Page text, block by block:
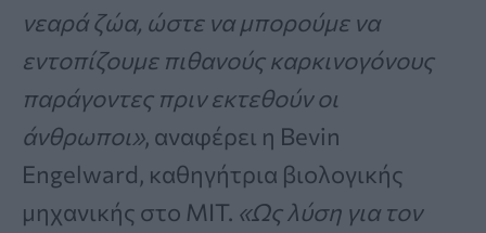
νεαρά ζώα, ώστε να μπορούμε να
εντοπίζουμε πιθανούς καρκινογόνους
παράγοντες πριν εκτεθούν οι
άνθρωποι», αναφέρει η Bevin
Engelward, καθηγήτρια βιολογικής
μηχανικής στο MIT. «Ως λύση για τον